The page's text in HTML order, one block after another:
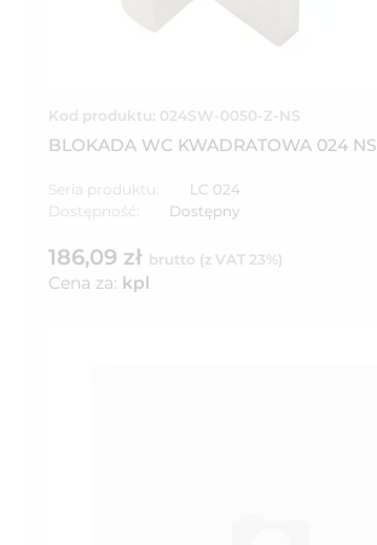
Kod produktu: 024SW-0050-Z-NS
BLOKADA WC KWADRATOWA 024 NS
Seria produktu:
LC 024
Dostępność:
Dostępny
186,09 zł brutto (z VAT 23%)
Cena za: kpl